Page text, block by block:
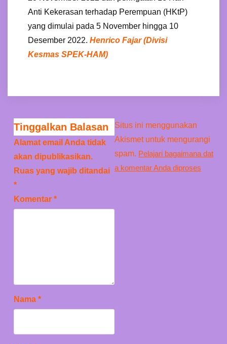
Anti Kekerasan terhadap Perempuan (HKtP)
yang dimulai pada 5 November hingga 10
Desember 2022. Henrico Fajar (Divisi
Kesmas SPEK-HAM)
Tinggalkan Balasan
Alamat email Anda tidak
akan dipublikasikan.
Ruas yang wajib ditandai
*
Komentar *
Nama *
Situs ini menggunakan
Akismet untuk mengurangi
spam. Pelajari bagaimana dat
a komentar Anda diproses